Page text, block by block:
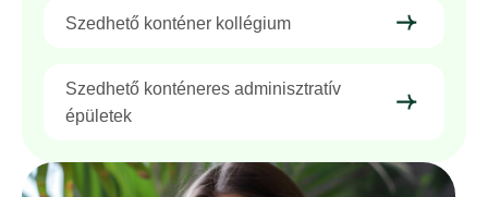
Szedhető konténer kollégium
Szedhető konténeres adminisztratív
épületek